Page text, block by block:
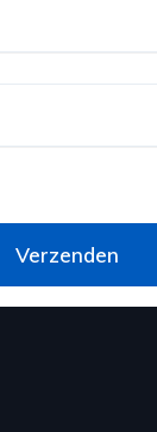
Verzenden